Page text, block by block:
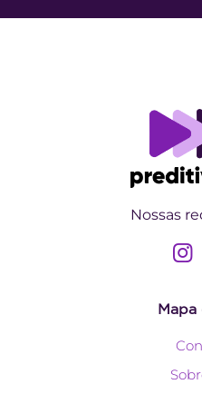
Nossas
Mapa